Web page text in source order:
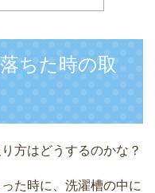
ちた時の取
方はどうするのかな？
た時に、洗濯槽の中に